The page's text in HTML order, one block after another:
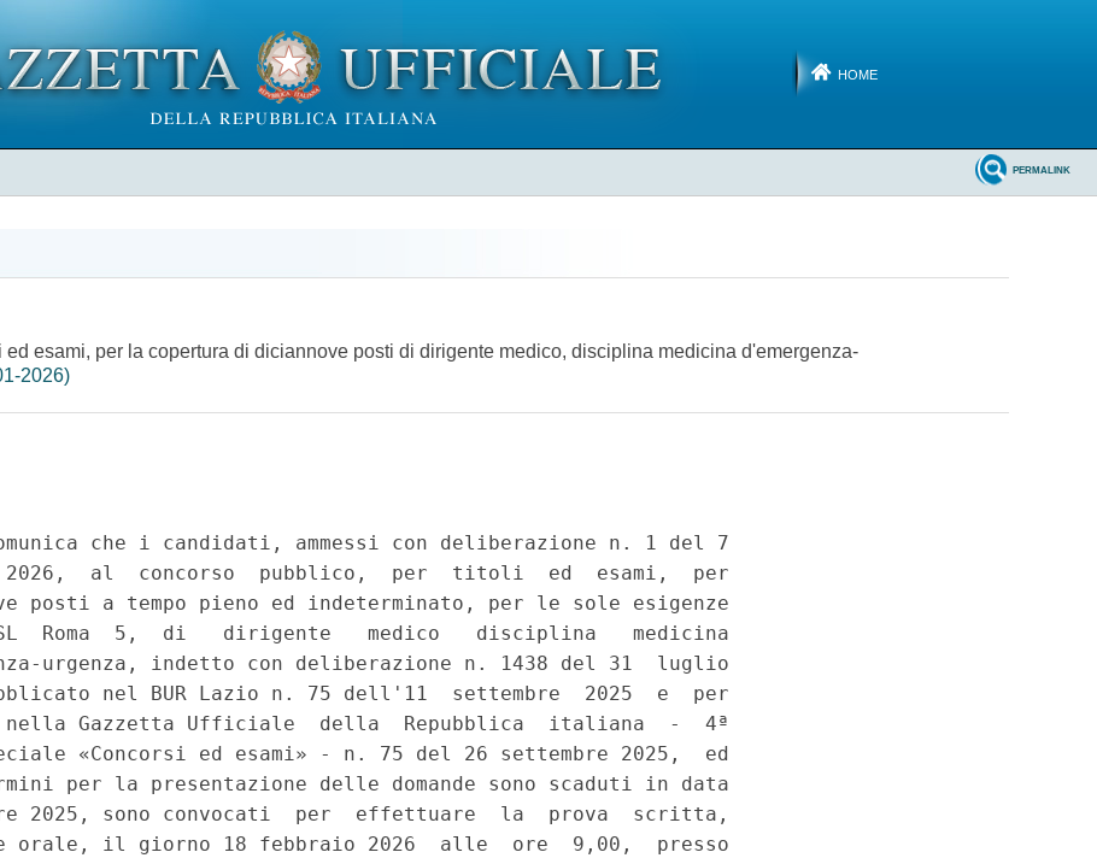
HOME
PERMALINK
esami, per la copertura di diciannove posti di dirigente medico, disciplina medicina d'emergenza-
2026)